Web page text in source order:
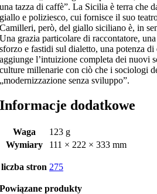
una tazza di caffè”. La Sicilia è terra che
giallo e poliziesco, cui fornisce il suo
Camilleri, però, del giallo siciliano è, in
Una grazia particolare di raccontatore,
sforzo e fastidi sul dialetto, una potenza
aggiunge l’intuizione completa dei nuovi
culture millenarie con ciò che i sociologi
„modernizzazione senza sviluppo”.
Informacje dodatkowe
Waga
123 g
Wymiary
111 × 222 × 333 mm
liczba stron 275
Powiązane produkty